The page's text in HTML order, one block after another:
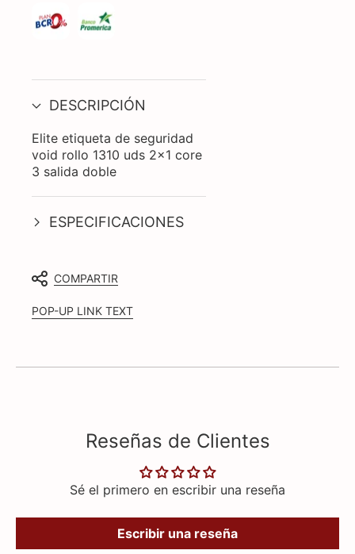
DESCRIPCIÓN
Elite etiqueta de seguridad
void rollo 1310 uds 2x1 core
3 salida doble
ESPECIFICACIONES
COMPARTIR
POP-UP LINK TEXT
Reseñas de Clientes
Sé el primero en escribir una reseña
Escribir una reseña